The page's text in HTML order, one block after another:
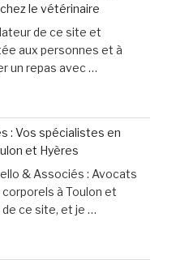
le vétérinaire
de ce site et
aux personnes et à
un repas avec …
: Vos spécialistes en
et Hyères
& Associés : Avocats
à Toulon et
de ce site, et je …